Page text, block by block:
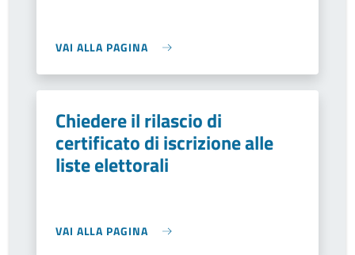
VAI ALLA PAGINA
Chiedere il rilascio di
certificato di iscrizione alle
liste elettorali
VAI ALLA PAGINA